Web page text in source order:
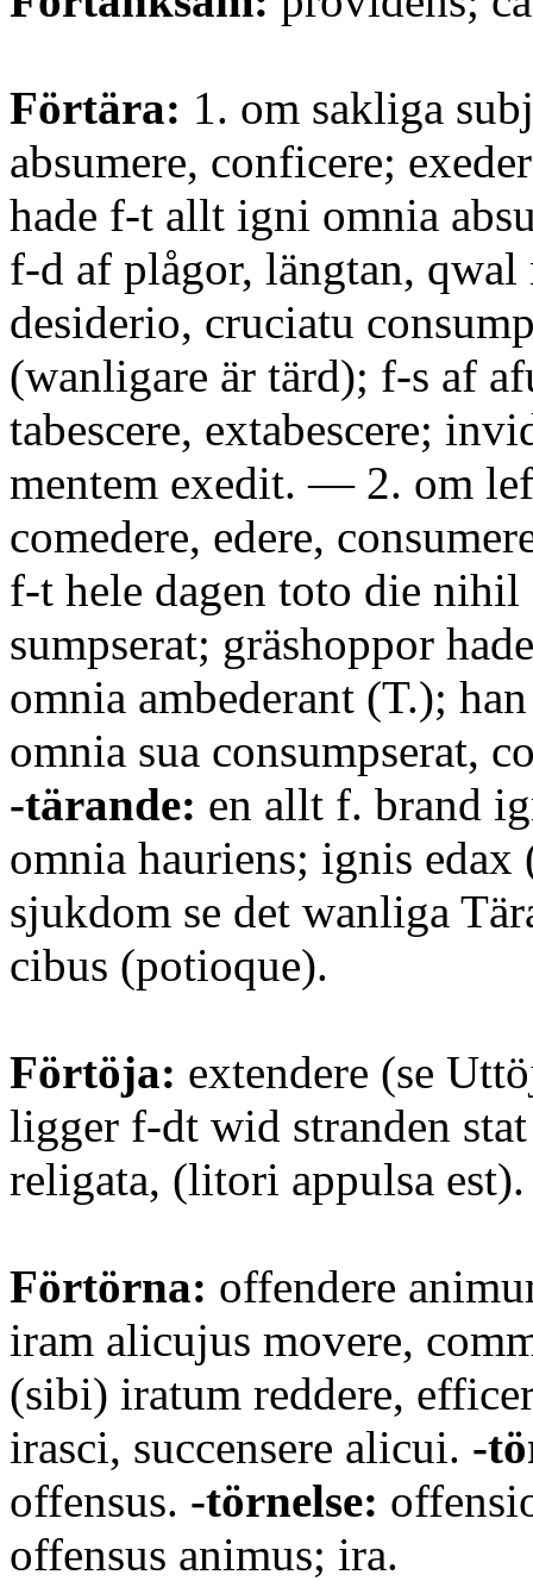
Förtära: 1. om sakliga
absumere, conficere;
hade f-t allt igni omnia
f-d af plågor, längtan, qwal
desiderio, cruciatu
(wanligare är tärd); f-s af
tabescere, extabescere;
mentem exedit. — 2. om
comedere, edere,
f-t hele dagen toto die
sumpserat; gräshoppor
omnia ambederant (T.);
omnia sua consumpserat,
-tärande: en allt f. brand
omnia hauriens; ignis
sjukdom se det wanliga
cibus (potioque).
Förtöja: extendere (se
ligger f-dt wid stranden
religata, (litori appulsa est).
Förtörna: offendere
iram alicujus movere,
(sibi) iratum reddere,
irasci, succensere alicui. -
offensus. -törnelse:
offensus animus; ira.